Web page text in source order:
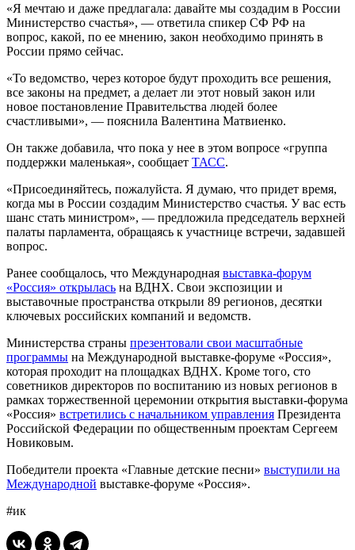
«Я мечтаю и даже предлагала: давайте мы создадим в России
Министерство счастья», — ответила спикер СФ РФ на
вопрос, какой, по ее мнению, закон необходимо принять в
России прямо сейчас.
«То ведомство, через которое будут проходить все решения,
все законы на предмет, а делает ли этот новый закон или
новое постановление Правительства людей более
счастливыми», — пояснила Валентина Матвиенко.
Он также добавила, что пока у нее в этом вопросе «группа
поддержки маленькая», сообщает ТАСС.
«Присоединяйтесь, пожалуйста. Я думаю, что придет время,
когда мы в России создадим Министерство счастья. У вас есть
шанс стать министром», — предложила председатель верхней
палаты парламента, обращаясь к участнице встречи, задавшей
вопрос.
Ранее сообщалось, что Международная выставка-форум
«Россия» открылась на ВДНХ. Свои экспозиции и
выставочные пространства открыли 89 регионов, десятки
ключевых российских компаний и ведомств.
Министерства страны презентовали свои масштабные
программы на Международной выставке-форуме «Россия»,
которая проходит на площадках ВДНХ. Кроме того, сто
советников директоров по воспитанию из новых регионов в
рамках торжественной церемонии открытия выставки-форума
«Россия» встретились с начальником управления Президента
Российской Федерации по общественным проектам Сергеем
Новиковым.
Победители проекта «Главные детские песни» выступили на
Международной выставке-форуме «Россия».
#ик